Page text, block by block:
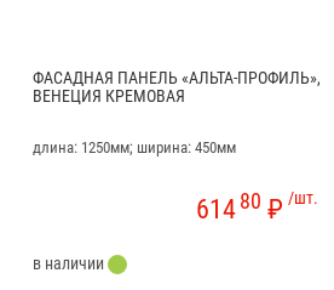
ФАСАДНАЯ ПАНЕЛЬ «АЛЬТА-ПРОФИЛЬ»,
ВЕНЕЦИЯ КРЕМОВАЯ
длина: 1250мм; ширина: 450мм
/шт.
61480 ₽
в наличии